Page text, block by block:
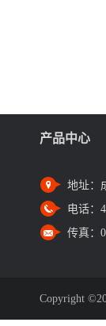
产品中心
地址：
电话：
传真：
Copyright